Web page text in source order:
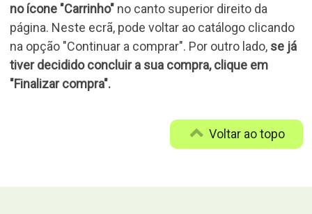
no ícone "Carrinho"no canto superior direito da
página. Neste ecrã, pode voltar ao catálogo clicando
na opção "Continuar a comprar". Por outro lado, se já
tiver decidido concluir a sua compra, clique em
"Finalizar compra".
Voltar ao topo